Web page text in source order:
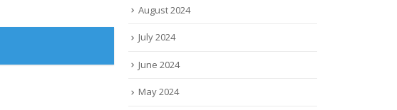
August 2024
July 2024
June 2024
May 2024